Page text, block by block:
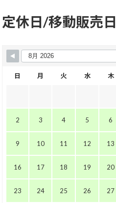
ク
ク
ク
ク
ク
定休日/移動販売日
日 月 火 水 木
2 3 4 5 6
9 10 11 12 13
16 17 18 19 20
23 24 25 26 27